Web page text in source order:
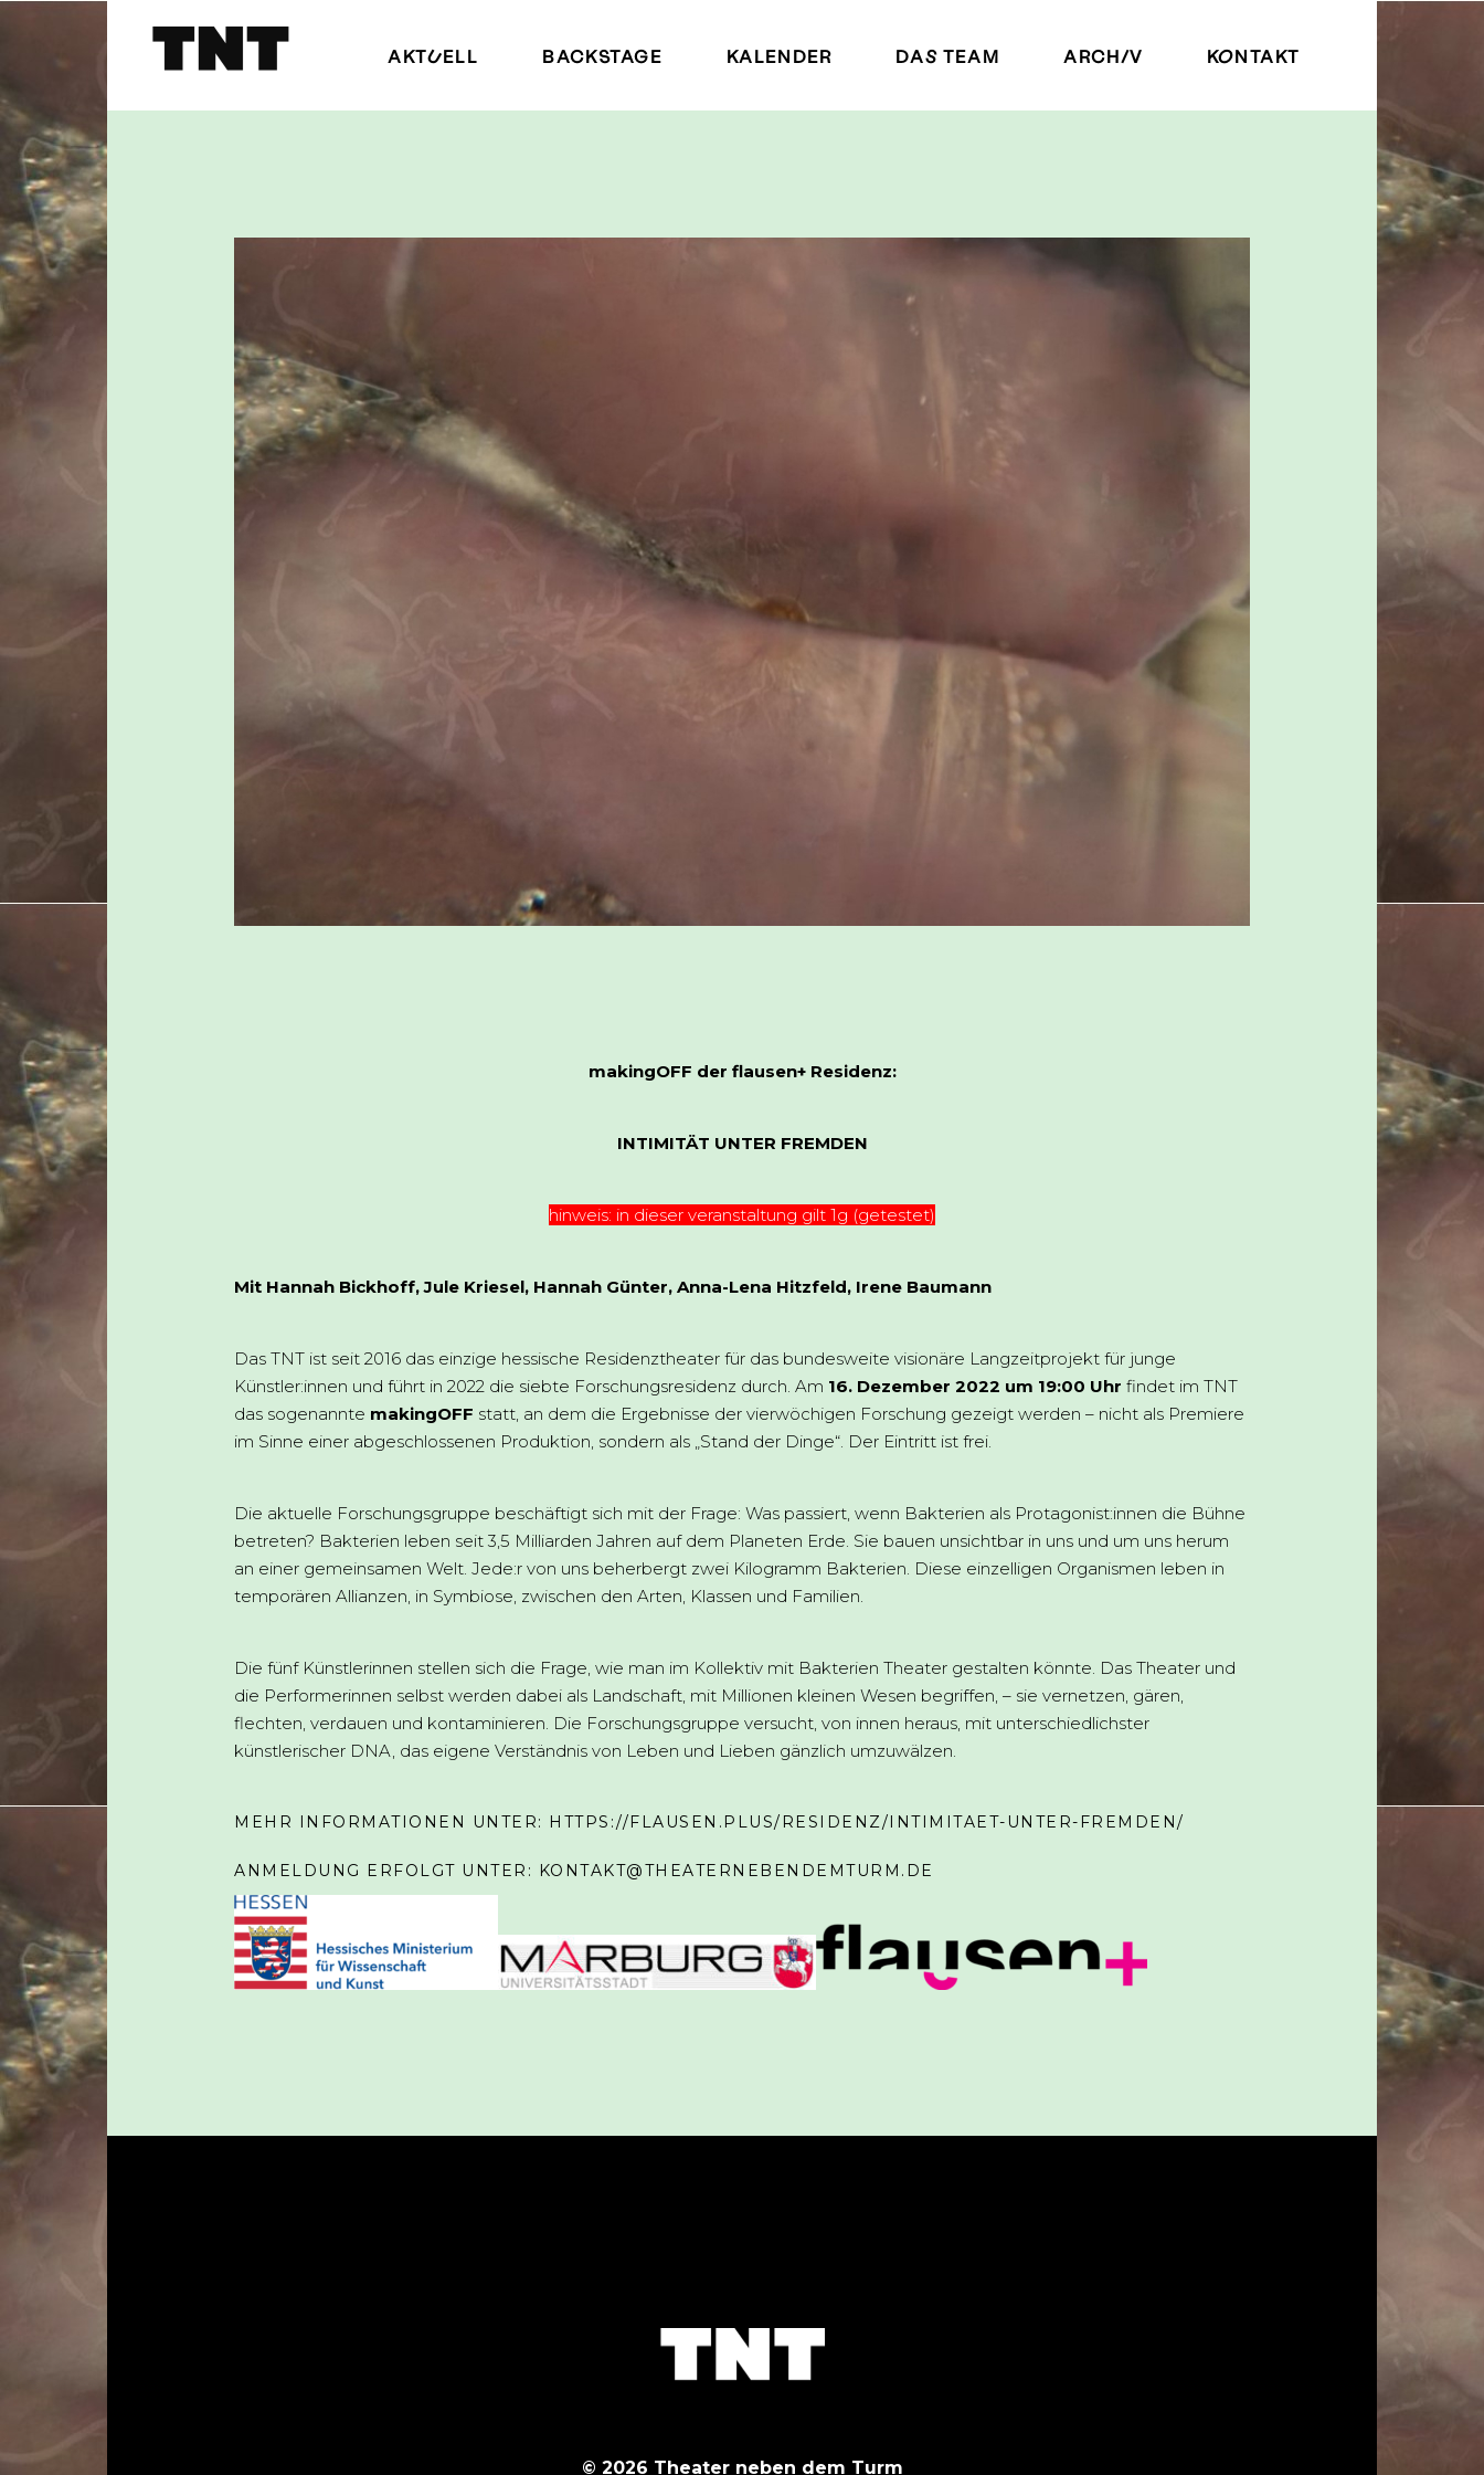
AKTUELL BACKSTAGE KALENDER DAS TEAM ARCHIV KONTAKT
makingOFF der flausen+ Residenz:
INTIMITÄT UNTER FREMDEN
hinweis: in dieser veranstaltung gilt 1g (getestet)
Mit Hannah Bickhoff, Jule Kriesel, Hannah Günter, Anna-Lena Hitzfeld, Irene Baumann
Das TNT ist seit 2016 das einzige hessische Residenztheater für das bundesweite visionäre Langzeitprojekt für junge
Künstler:innen und führt in 2022 die siebte Forschungsresidenz durch. Am 16. Dezember 2022 um 19:00 Uhr findet im TNT
das sogenannte makingOFF statt, an dem die Ergebnisse der vierwöchigen Forschung gezeigt werden – nicht als Premiere
im Sinne einer abgeschlossenen Produktion, sondern als „Stand der Dinge“. Der Eintritt ist frei.
Die aktuelle Forschungsgruppe beschäftigt sich mit der Frage: Was passiert, wenn Bakterien als Protagonist:innen die Bühne
betreten? Bakterien leben seit 3,5 Milliarden Jahren auf dem Planeten Erde. Sie bauen unsichtbar in uns und um uns herum
an einer gemeinsamen Welt. Jede:r von uns beherbergt zwei Kilogramm Bakterien. Diese einzelligen Organismen leben in
temporären Allianzen, in Symbiose, zwischen den Arten, Klassen und Familien.
Die fünf Künstlerinnen stellen sich die Frage, wie man im Kollektiv mit Bakterien Theater gestalten könnte. Das Theater und
die Performerinnen selbst werden dabei als Landschaft, mit Millionen kleinen Wesen begriffen, – sie vernetzen, gären,
flechten, verdauen und kontaminieren. Die Forschungsgruppe versucht, von innen heraus, mit unterschiedlichster
künstlerischer DNA, das eigene Verständnis von Leben und Lieben gänzlich umzuwälzen.
MEHR INFORMATIONEN UNTER: HTTPS://FLAUSEN.PLUS/RESIDENZ/INTIMITAET-UNTER-FREMDEN/
ANMELDUNG ERFOLGT UNTER: KONTAKT@THEATERNEBENDEMTURM.DE
© 2026 Theater neben dem Turm